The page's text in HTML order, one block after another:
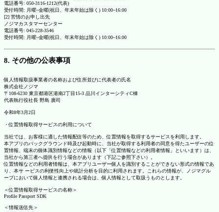
電話番号: 050-3116-1212(代表)
受付時間: 月曜~金曜(祝日、年末年始は除く) 10:00~16:00
[2] 苦情のお申し出先
ノジマカスタマーセンター
電話番号: 045-228-3546
受付時間: 月曜~金曜(祝日、年末年始は除く) 10:00~16:00
8. その他の公表事項
個人情報取扱事業者の名称および住所並びに代表者の氏名
株式会社ノジマ
〒108-6230 東京都港区港南2丁目15-3 品川インターシティC棟
代表執行役社長 野島 廣司
令和8年3月2日
・位置情報取得サービスの利用について
当社では、お客様に適した情報配信等のため、位置情報を取得するサービスを利用します。
本アプリのバックグラウンド時及び起動時に、当社が取得する利用者の同意を得たユーザーの位
置情報、端末の個体識別情報などの情報（以下「位置情報などの利用者情報」といいます）は、
当社から第三者へ提供を行う場合があります（下記ご参照下さい）。
位置情報などの利用者情報は、本アプリユーザー個人を識別することができない形式の情報であ
り、本サ ービスの利便性向上や統計分析を目的に利用されます。これらの情報が、ノジマグル
ープにおいて個人情報と連携される場合は、個人情報として取扱うものとします。
＜位置情報取得サービスの名称＞
Profile Passport SDK
＜情報送信先＞